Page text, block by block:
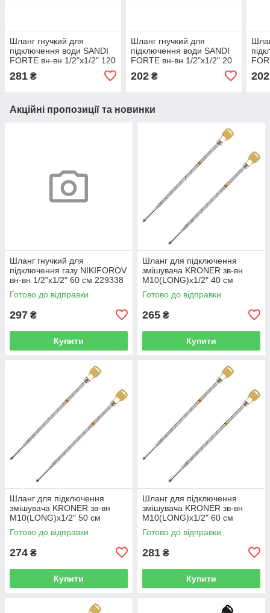
Шланг гнучкий для
підключення води SANDI
FORTE вн-вн 1/2"x1/2" 120
281 ₴
Шланг гнучкий для
підключення води SANDI
FORTE вн-вн 1/2"x1/2" 20
202₴ 202
Акційні пропозиції та новинки
Шланг гнучкий для
підключення газу NIKIFOROV
вн-вн 1/2"x1/2" 60 см 229338
CV026945
Готово до відправки
297 ₴
Купити
Шланг для підключення
змішувача KRONER зв-вн
M10(LONG)x1/2" 40 см
297361 CV036710
Готово до відправки
265 ₴
Купити
Шланг для підключення
змішувача KRONER зв-вн
M10(LONG)x1/2" 50 см
297362 CV036711
Готово до відправки
274 ₴
Купити
Шланг для підключення
змішувача KRONER зв-вн
M10(LONG)x1/2" 60 см
297363 CV036712
Готово до відправки
281 ₴
Купити